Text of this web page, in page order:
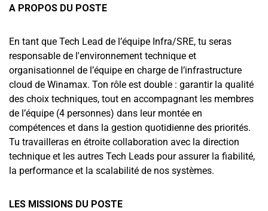
A PROPOS DU POSTE
En tant que Tech Lead de l’équipe Infra/SRE, tu seras
responsable de l'environnement technique et
organisationnel de l’équipe en charge de l’infrastructure
cloud de Winamax. Ton rôle est double : garantir la qualité
des choix techniques, tout en accompagnant les membres
de l’équipe (4 personnes) dans leur montée en
compétences et dans la gestion quotidienne des priorités.
Tu travailleras en étroite collaboration avec la direction
technique et les autres Tech Leads pour assurer la fiabilité,
la performance et la scalabilité de nos systèmes.
LES MISSIONS DU POSTE